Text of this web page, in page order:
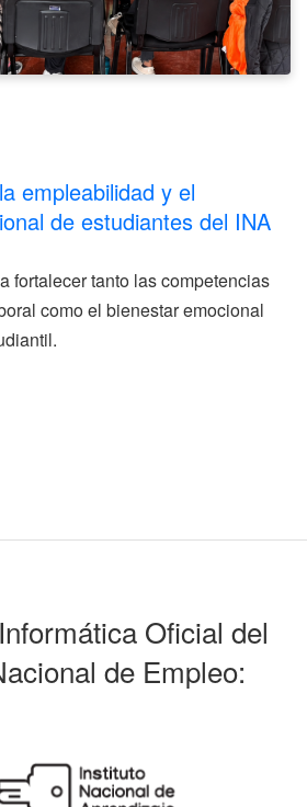
empleabilidad y el
de estudiantes del INA
fortalecer tanto las competencias
como el bienestar emocional
Oficial del
de Empleo: